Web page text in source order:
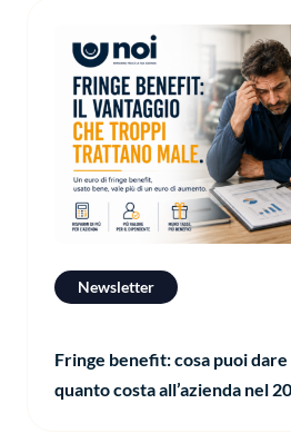
Newsletter
Fringe benefit: cosa puoi
quanto costa all’azienda nel